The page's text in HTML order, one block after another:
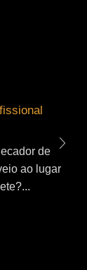
de
ao lugar